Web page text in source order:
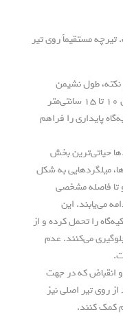
مستقیماً روی تیر
طول نشیمن
است. پاشنه بتنی تیرچه باید حداقل ۱۰ تا ۱۵ سانتی‌متر
پایداری را فراهم
حیاتی‌ترین بخش
میلگردهایی به شکل
تا فاصله مشخصی
ادامه می‌یابند. این
را تحمل کرده و از
می‌کنند. عدم
و انقباض که در جهت
روی تیر اصلی نیز
کمک کنند.